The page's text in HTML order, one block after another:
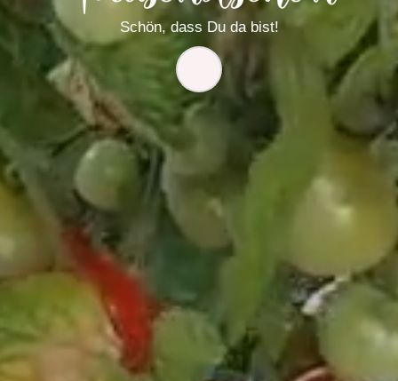
Schön, dass Du da bist!